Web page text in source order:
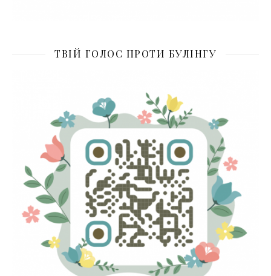
ТВІЙ ГОЛОС ПРОТИ БУЛІНГУ